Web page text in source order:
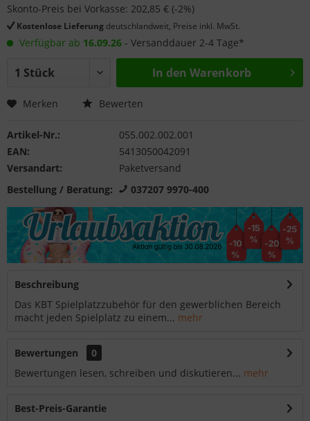
Skonto-Preis bei Vorkasse: 202,85 € (-2%)
Kostenlose Lieferung deutschlandweit, Preise inkl. MwSt.
Verfügbar ab 16.09.26 - Versanddauer 2-4 Tage*
In den Warenkorb
Merken Bewerten
Artikel-Nr.:
055.002.002.001
EAN:
5413050042091
Versandart:
Paketversand
Bestellung / Beratung:
037207 9970-400
Beschreibung
Das KBT Spielplatzzubehör für den gewerblichen Bereich
macht jeden Spielplatz zu einem... mehr
Bewertungen
0
Bewertungen lesen, schreiben und diskutieren... mehr
Best-Preis-Garantie